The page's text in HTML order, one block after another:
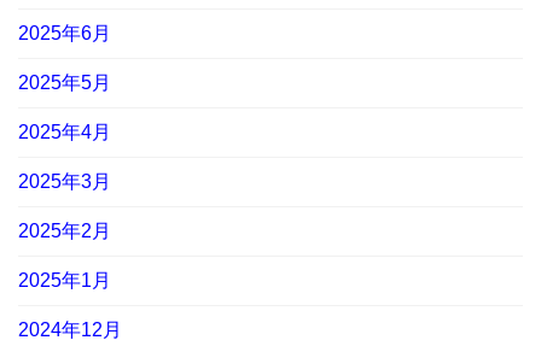
2025年6月
2025年5月
2025年4月
2025年3月
2025年2月
2025年1月
2024年12月